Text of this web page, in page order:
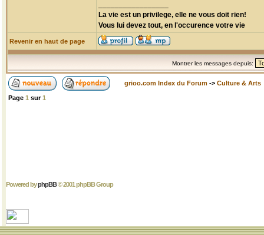
La vie est un privilege, elle ne vous doit rien!
Vous lui devez tout, en l'occurence votre vie
Revenir en haut de page
Montrer les messages depuis:
grioo.com Index du Forum -> Culture & Arts
Page 1 sur1
Powered byphpBB© 2001 phpBB Group